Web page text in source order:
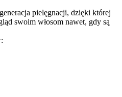
pielęgnacji, dzięki której
swoim włosom nawet, gdy są